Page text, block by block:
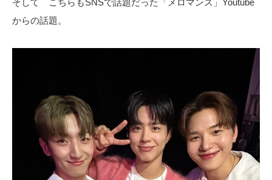
そして こちらもSNSで話題だった「メロマンス」Youtube
からの話題。